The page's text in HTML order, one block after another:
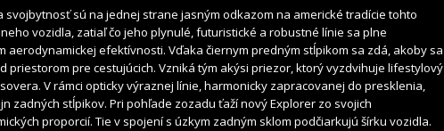
svojbytnosť sú na jednej strane jasným odkazom na americké tradície tohto
vozidla, zatiaľ čo jeho plynulé, futuristické a robustné línie sa plne
aerodynamickej efektívnosti. Vďaka čiernym predným stĺpikom sa zdá, akoby sa
priestorom pre cestujúcich. Vzniká tým akýsi priezor, ktorý vyzdvihuje lifestylový
V rámci opticky výraznej línie, harmonicky zapracovanej do presklenia,
zadných stĺpikov. Pri pohľade zozadu ťaží nový Explorer zo svojich
proporcií. Tie v spojení s úzkym zadným sklom podčiarkujú šírku vozidla.